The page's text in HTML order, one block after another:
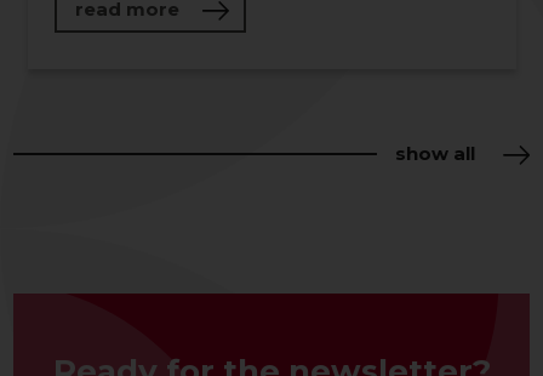
read more about "Window onto the World"
show all